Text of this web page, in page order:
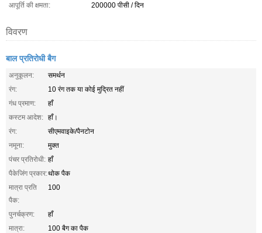
आपूर्ति की क्षमता:
200000 पीसी / दिन
विवरण
बाल प्रतिरोधी बैग
अनुकूलन:
समर्थन
रंग:
10 रंग तक या कोई मुद्रित नहीं
गंध प्रमाण:
हाँ
कस्टम आदेश: हाँ।
रंग:
सीएमवाइके/पैनटोन
नमूना:
मुक्त
पंचर प्रतिरोधी: हाँ
पैकेजिंग प्रकार:थोक पैक
मात्रा प्रति
पैक:
100
पुनर्चक्रण:
हाँ
मात्रा:
100 बैग का पैक